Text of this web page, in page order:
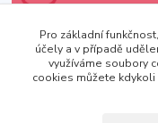
Pro základní
účely a v případě
využíváme soubory
cookies můžete